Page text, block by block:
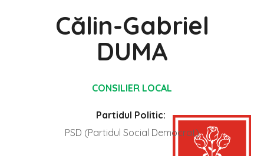
Călin-Gabriel
DUMA
CONSILIER LOCAL
Partidul Politic:
PSD (Partidul Social Democrat)